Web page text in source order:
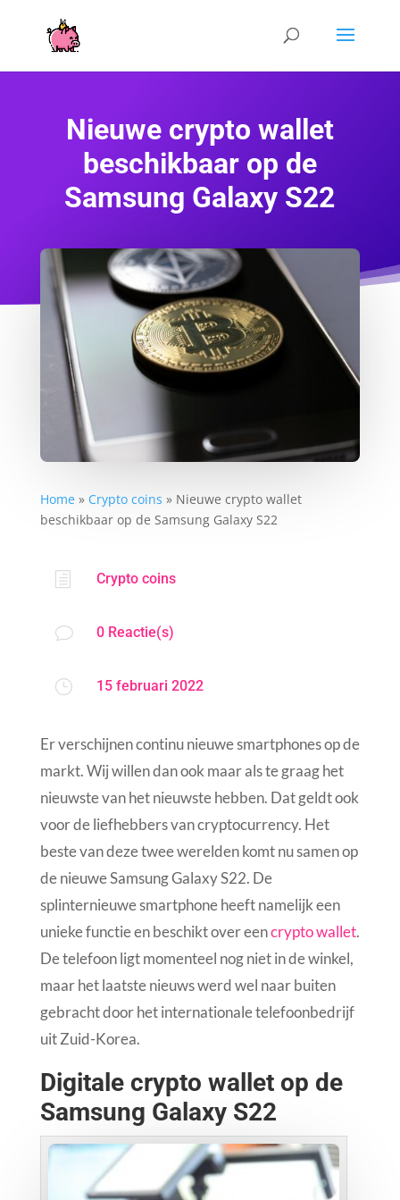
Nieuwe crypto wallet
beschikbaar op de
Samsung Galaxy S22
Home» Crypto coins » Nieuwe crypto wallet
beschikbaar op de Samsung Galaxy S22
h Crypto coins
v 0 Reactie(s)
} 15 februari 2022
Er verschijnen continu nieuwe smartphones op de
markt. Wij willen dan ook maar als te graag het
nieuwste van het nieuwste hebben. Dat geldt ook
voor de liefhebbers van cryptocurrency. Het
beste van deze twee werelden komt nu samen op
de nieuwe Samsung Galaxy S22. De
splinternieuwe smartphone heeft namelijk een
unieke functie en beschikt over eencrypto wallet.
De telefoon ligt momenteel nog niet in de winkel,
maar het laatste nieuws werd wel naar buiten
gebracht door het internationale telefoonbedrijf
uit Zuid-Korea.
Digitale crypto wallet op de
Samsung Galaxy S22